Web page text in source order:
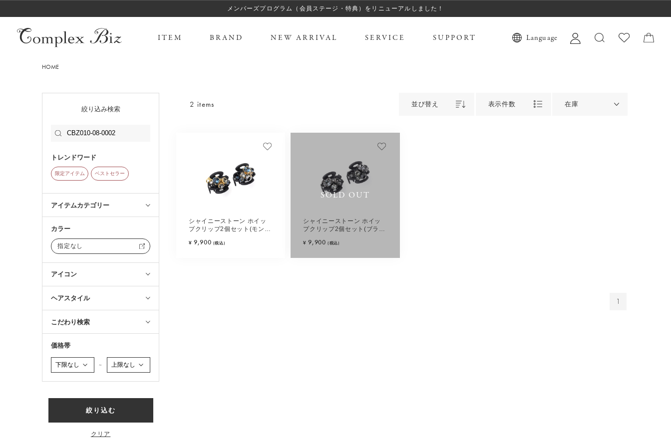
メンバーズプログラム（会員ステージ・特典）をリニューアルしました！
ITEM BRAND NEW ARRIVAL SERVICE SUPPORT Language
HOME
絞り込み検索
トレンドワード
限定アイテム ベストセラー
アイテムカテゴリー
カラー
指定なし
アイコン
ヘアスタイル
こだわり検索
価格帯
～
絞り込む
クリア
2 items 並び替え 表示件数 在庫
シャイニーストーン ホイッ
プクリップ2個セット(モンタ
¥ 9,900 (税込)
SOLD OUT
シャイニーストーン ホイッ
プクリップ2個セット(ブラッ
¥ 9,900 (税込)
1